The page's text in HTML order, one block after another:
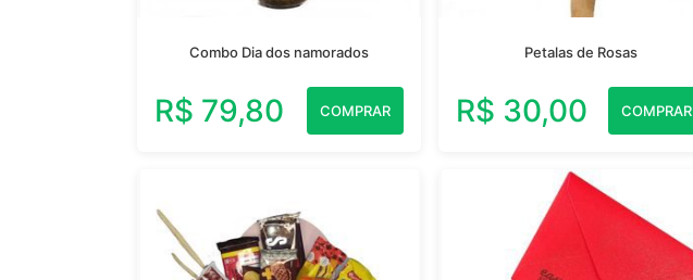
Combo Dia dos namorados
R$ 79,80 COMPRAR
Petalas de Rosas
R$ 30,00 COMPRAR